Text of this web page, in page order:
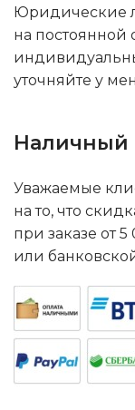
Юридические
на постоянной
уточняйте у
Наличный
Уважаемые
на то, что
при заказе от
или